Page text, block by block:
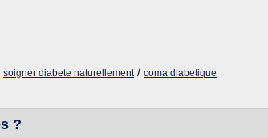
soigner diabete naturellement/ coma diabetique
?